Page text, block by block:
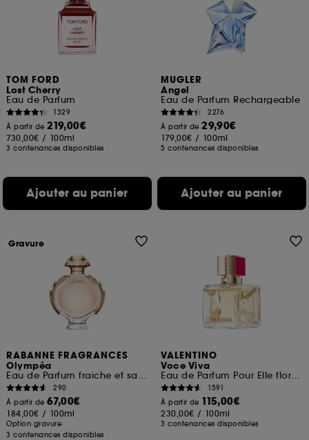
TOM FORD
Lost Cherry
Eau de Parfum
1329
À partir de219,00€
730,00€ / 100ml
3 contenances disponibles
Ajouter au panier
MUGLER
Angel
Eau de Parfum Rechargeable
2276
À partir de29,90€
179,00€ / 100ml
5 contenances disponibles
Ajouter au panier
RABANNE FRAGRANCES
Olympéa
Eau de Parfum fraiche et salée
290
À partir de67,00€
184,00€ / 100ml
Option gravure
3 contenances disponibles
Gravure
VALENTINO
Voce Viva
Eau de Parfum Pour Elle floral oriental
1591
À partir de 115,00€
230,00€ / 100ml
3 contenances disponibles